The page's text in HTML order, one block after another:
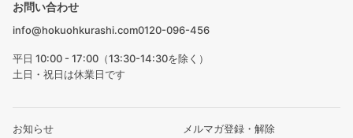
お問い合わせ
info@hokuohkurashi.com0120-096-456
平日 10:00 - 17:00（13:30-14:30を除く）
土日・祝日は休業日です
お知らせ メルマガ登録・解除